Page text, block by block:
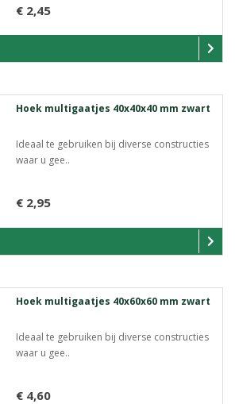
€ 2,45
Hoek multigaatjes 40x40x40 mm zwart
Ideaal te gebruiken bij diverse constructies
waar u gee..
€ 2,95
Hoek multigaatjes 40x60x60 mm zwart
Ideaal te gebruiken bij diverse constructies
waar u gee..
€ 4,60